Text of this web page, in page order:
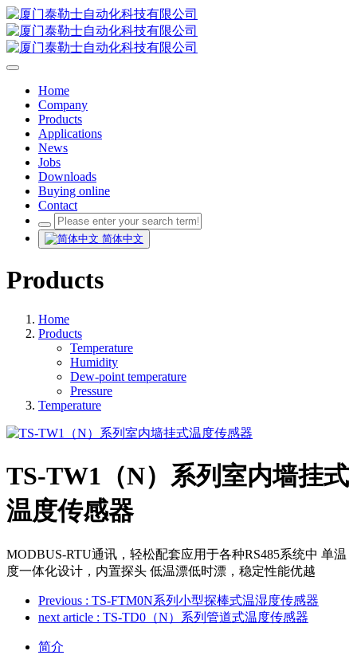
Home
Company
Products
Applications
News
Jobs
Downloads
Buying online
Contact
简体中文
Products
Home
Products
Temperature
Humidity
Dew-point temperature
Pressure
Temperature
TS-TW1（N）系列室内墙挂式
温度传感器
MODBUS-RTU通讯，轻松配套应用于各种RS485系统中 单温
度一体化设计，内置探头 低温漂低时漂，稳定性能优越
Previous : TS-FTM0N系列小型探棒式温湿度传感器
next article : TS-TD0（N）系列管道式温度传感器
简介